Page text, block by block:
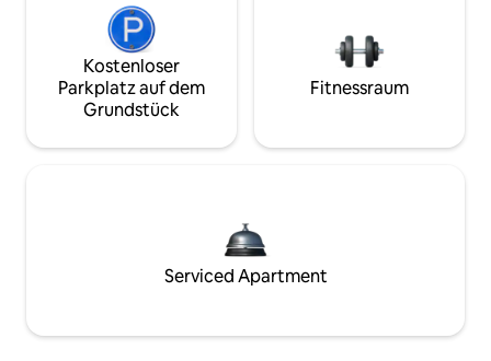
Kostenloser
Parkplatz auf dem
Grundstück
Fitnessraum
Serviced Apartment